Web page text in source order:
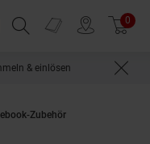
Suchfeld einblenden
Prospekte 0
& einlösen
Zubehör